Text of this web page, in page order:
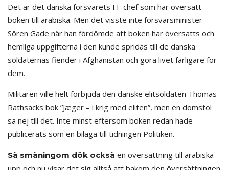
Det är det danska försvarets IT-chef som har översatt
boken till arabiska. Men det visste inte försvarsminister
Sören Gade när han fördömde att boken har översatts och
hemliga uppgifterna i den kunde spridas till de danska
soldaternas fiender i Afghanistan och göra livet farligare för
dem.
Militären ville helt förbjuda den danske elitsoldaten Thomas
Rathsacks bok ”Jæger – i krig med eliten”, men en domstol
sa nej till det. Inte minst eftersom boken redan hade
publicerats som en bilaga till tidningen Politiken.
Så småningom dök också en översättning till arabiska